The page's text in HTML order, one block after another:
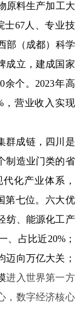
原料生产加工大
士67人、专业技
部（成都）科学
成立，建成国家
余个。2023年高
，营业收入实现
群成链，四川是
制造业门类的省
化产业体系，
第七位。六大优
纺、能源化工产
、占比近20%；
迈向万亿大关；
进入世界第一方
，数字经济核心